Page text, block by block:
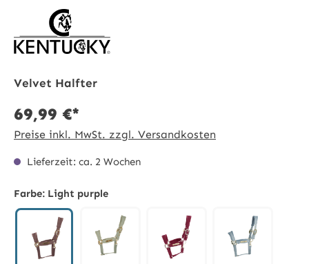
Velvet Halfter
69,99 €*
Preise inkl. MwSt. zzgl. Versandkosten
Lieferzeit: ca. 2 Wochen
Farbe: Light purple